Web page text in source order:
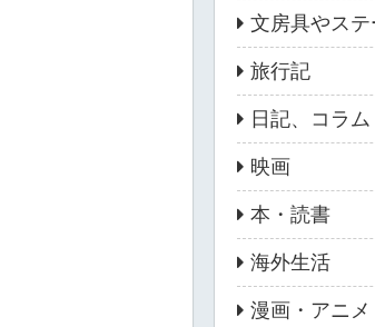
文房具やス
旅行記
日記、コラム
映画
本・読書
海外生活
漫画・アニメ